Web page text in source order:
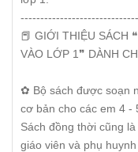
📕 GIỚI THIỆU SÁCH
VÀO LỚP 1❞ DÀNH
✿ Bộ sách được soạn
cơ bản cho các em 4 -
Sách đồng thời cũng
giáo viên và phụ